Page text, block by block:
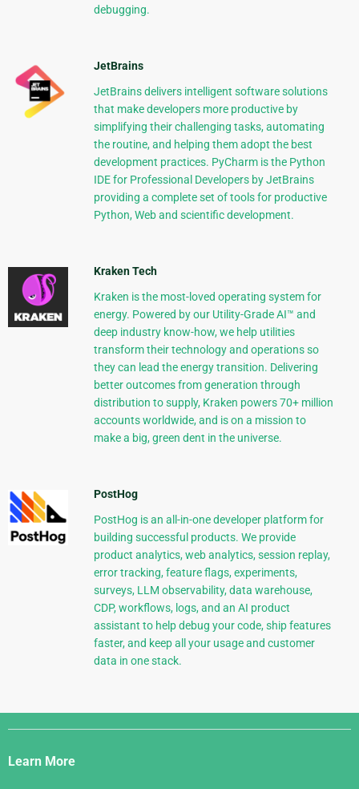
debugging.
JetBrains
JetBrains delivers intelligent software solutions
that make developers more productive by
simplifying their challenging tasks, automating
the routine, and helping them adopt the best
development practices. PyCharm is the Python
IDE for Professional Developers by JetBrains
providing a complete set of tools for productive
Python, Web and scientific development.
Kraken Tech
Kraken is the most-loved operating system for
energy. Powered by our Utility-Grade AI™ and
deep industry know-how, we help utilities
transform their technology and operations so
they can lead the energy transition. Delivering
better outcomes from generation through
distribution to supply, Kraken powers 70+ million
accounts worldwide, and is on a mission to
make a big, green dent in the universe.
PostHog
PostHog is an all-in-one developer platform for
building successful products. We provide
product analytics, web analytics, session replay,
error tracking, feature flags, experiments,
surveys, LLM observability, data warehouse,
CDP, workflows, logs, and an AI product
assistant to help debug your code, ship features
faster, and keep all your usage and customer
data in one stack.
Django
Links
Learn More